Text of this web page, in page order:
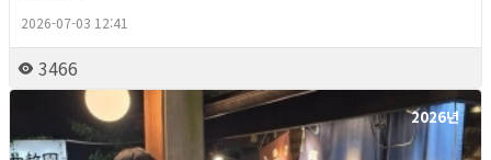
2026-07-03 12:41
3466
2026년